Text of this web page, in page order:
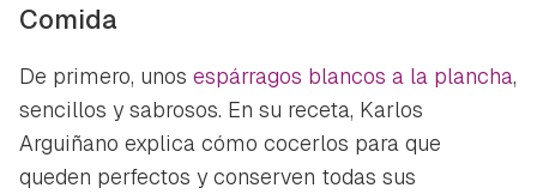
Comida
De primero, unos espárragos blancos a la plancha,
sencillos y sabrosos. En su receta, Karlos
Arguiñano explica cómo cocerlos para que
queden perfectos y conserven todas sus